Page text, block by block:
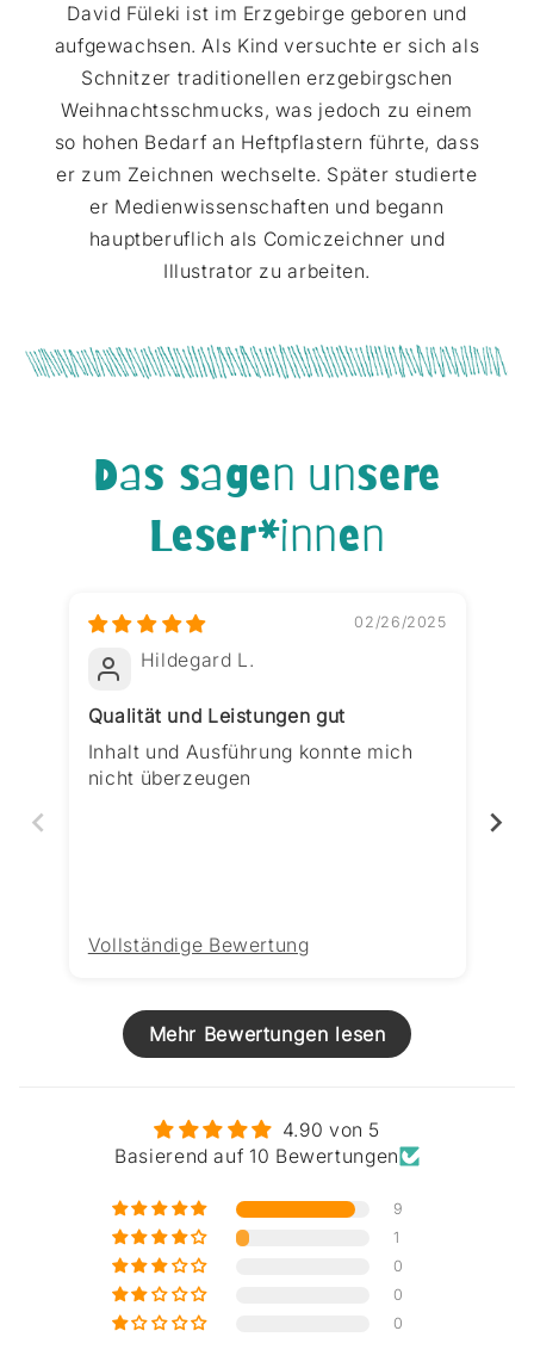
David Füleki ist im Erzgebirge geboren und
aufgewachsen. Als Kind versuchte er sich als
Schnitzer traditionellen erzgebirgschen
Weihnachtsschmucks, was jedoch zu einem
so hohen Bedarf an Heftpflastern führte, dass
er zum Zeichnen wechselte. Später studierte
er Medienwissenschaften und begann
hauptberuflich als Comiczeichner und
Illustrator zu arbeiten.
Das sagen unsere
Leser*innen
02/26/2025
Hildegard L.
Qualität und Leistungen gut
Inhalt und Ausführung konnte mich
nicht überzeugen
Vollständige Bewertung
Mehr Bewertungen lesen
4.90 von 5
Basierend auf 10 Bewertungen
9
1
0
0
0